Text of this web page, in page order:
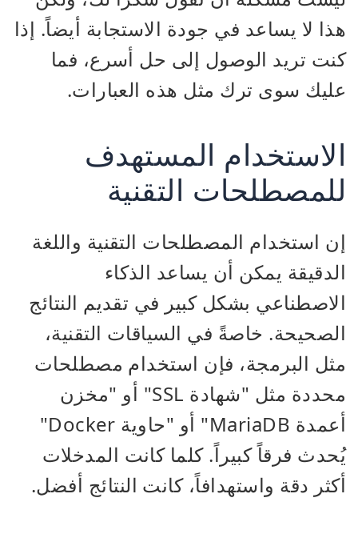
هذا لا يساعد في جودة الاستجابة أيضاً. إذا
كنت تريد الوصول إلى حل أسرع، فما
عليك سوى ترك مثل هذه العبارات.
الاستخدام المستهدف
للمصطلحات التقنية
إن استخدام المصطلحات التقنية واللغة
الدقيقة يمكن أن يساعد الذكاء
الاصطناعي بشكل كبير في تقديم النتائج
الصحيحة. خاصةً في السياقات التقنية،
مثل البرمجة، فإن استخدام مصطلحات
محددة مثل "شهادة SSL" أو "مخزن
أعمدة MariaDB" أو "حاوية Docker"
يُحدث فرقاً كبيراً. كلما كانت المدخلات
أكثر دقة واستهدافاً، كانت النتائج أفضل.